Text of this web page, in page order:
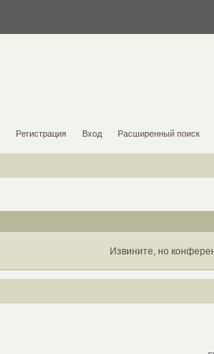
Регистрация Вход Расширенный поиск
Извините, но